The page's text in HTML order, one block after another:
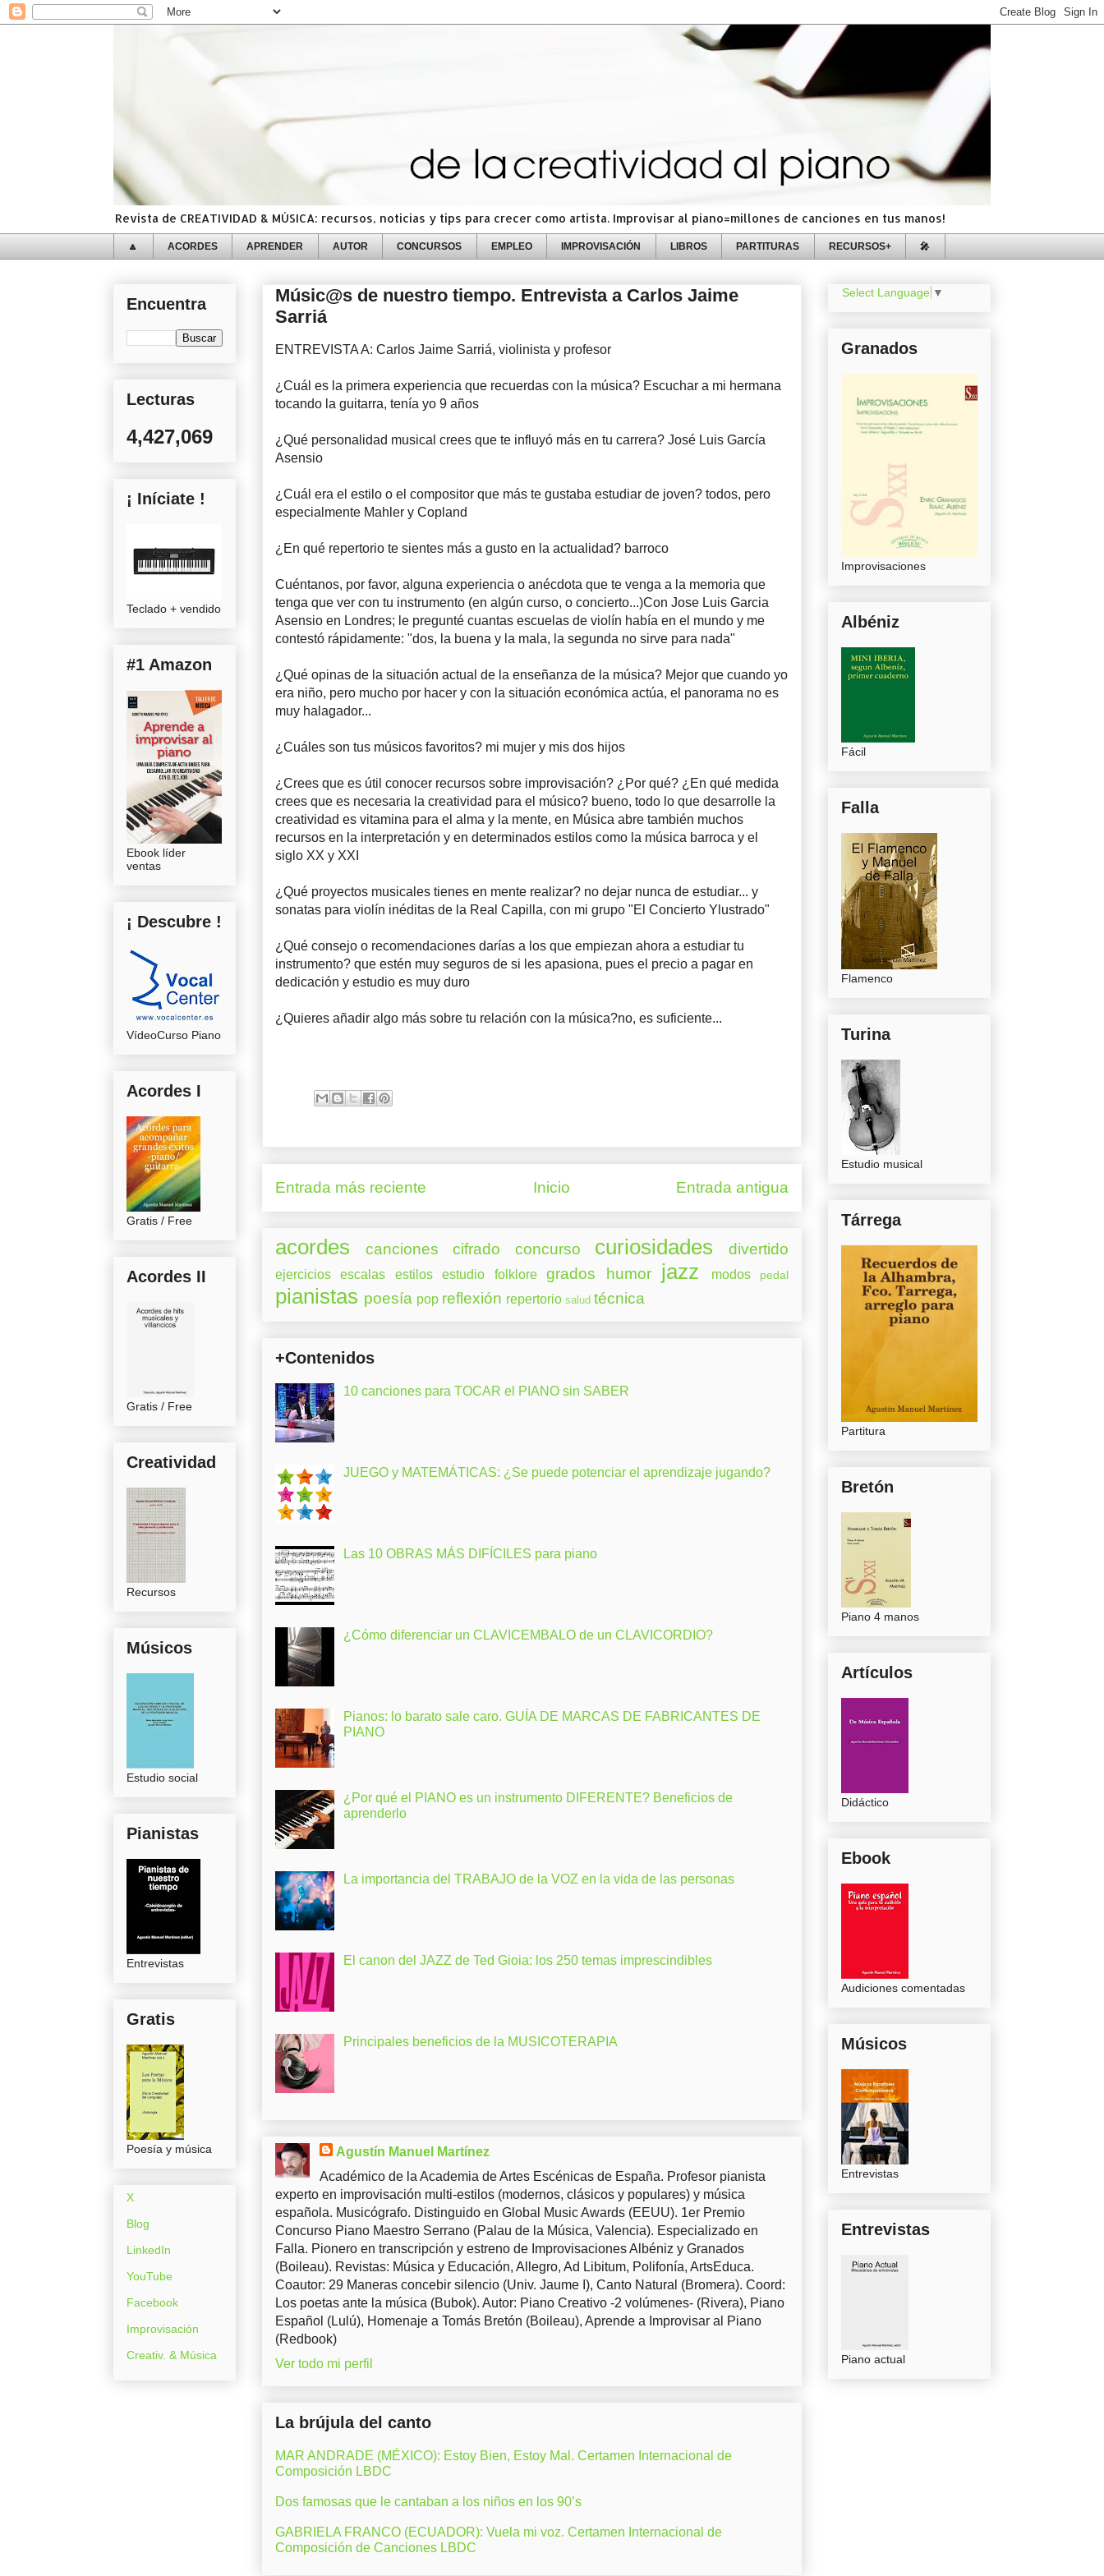
Revista de CREATIVIDAD & MÚSICA: recursos, noticias y tips para crecer como artista. Improvisar al piano=millones de canciones en tus manos!
🔼 ACORDES APRENDER AUTOR CONCURSOS EMPLEO IMPROVISACIÓN LIBROS PARTITURAS RECURSOS+ 🎤
Músic@s de nuestro tiempo. Entrevista a Carlos Jaime
Sarriá
ENTREVISTA A: Carlos Jaime Sarriá, violinista y profesor
¿Cuál es la primera experiencia que recuerdas con la música? Escuchar a mi hermana
tocando la guitarra, tenía yo 9 años
¿Qué personalidad musical crees que te influyó más en tu carrera? José Luis García
Asensio
¿Cuál era el estilo o el compositor que más te gustaba estudiar de joven? todos, pero
especialmente Mahler y Copland
¿En qué repertorio te sientes más a gusto en la actualidad? barroco
Cuéntanos, por favor, alguna experiencia o anécdota que te venga a la memoria que
tenga que ver con tu instrumento (en algún curso, o concierto...)Con Jose Luis Garcia
Asensio en Londres; le pregunté cuantas escuelas de violín había en el mundo y me
contestó rápidamente: "dos, la buena y la mala, la segunda no sirve para nada"
¿Qué opinas de la situación actual de la enseñanza de la música? Mejor que cuando yo
era niño, pero mucho por hacer y con la situación económica actúa, el panorama no es
muy halagador...
¿Cuáles son tus músicos favoritos? mi mujer y mis dos hijos
¿Crees que es útil conocer recursos sobre improvisación? ¿Por qué? ¿En qué medida
crees que es necesaria la creatividad para el músico? bueno, todo lo que desarrolle la
creatividad es vitamina para el alma y la mente, en Música abre también muchos
recursos en la interpretación y en determinados estilos como la música barroca y el
siglo XX y XXI
¿Qué proyectos musicales tienes en mente realizar? no dejar nunca de estudiar... y
sonatas para violín inéditas de la Real Capilla, con mi grupo "El Concierto Ylustrado"
¿Qué consejo o recomendaciones darías a los que empiezan ahora a estudiar tu
instrumento? que estén muy seguros de si les apasiona, pues el precio a pagar en
dedicación y estudio es muy duro
¿Quieres añadir algo más sobre tu relación con la música?no, es suficiente...
Entrada más reciente Entrada antigua
Inicio
acordes canciones cifrado concurso curiosidades divertido
ejercicios escalas estilos estudio folklore grados humor jazz modos pedal
pianistas poesía pop reflexión repertorio salud técnica
+Contenidos
10 canciones para TOCAR el PIANO sin SABER
JUEGO y MATEMÁTICAS: ¿Se puede potenciar el aprendizaje jugando?
Las 10 OBRAS MÁS DIFÍCILES para piano
¿Cómo diferenciar un CLAVICEMBALO de un CLAVICORDIO?
Pianos: lo barato sale caro. GUÍA DE MARCAS DE FABRICANTES DE
PIANO
¿Por qué el PIANO es un instrumento DIFERENTE? Beneficios de
aprenderlo
La importancia del TRABAJO de la VOZ en la vida de las personas
El canon del JAZZ de Ted Gioia: los 250 temas imprescindibles
Principales beneficios de la MUSICOTERAPIA
Agustín Manuel Martínez
Académico de la Academia de Artes Escénicas de España. Profesor pianista
experto en improvisación multi-estilos (modernos, clásicos y populares) y música
española. Musicógrafo. Distinguido en Global Music Awards (EEUU). 1er Premio
Concurso Piano Maestro Serrano (Palau de la Música, Valencia). Especializado en
Falla. Pionero en transcripción y estreno de Improvisaciones Albéniz y Granados
(Boileau). Revistas: Música y Educación, Allegro, Ad Libitum, Polifonía, ArtsEduca.
Coautor: 29 Maneras concebir silencio (Univ. Jaume I), Canto Natural (Bromera). Coord:
Los poetas ante la música (Bubok). Autor: Piano Creativo -2 volúmenes- (Rivera), Piano
Español (Lulú), Homenaje a Tomás Bretón (Boileau), Aprende a Improvisar al Piano
(Redbook)
Ver todo mi perfil
La brújula del canto
MAR ANDRADE (MÉXICO): Estoy Bien, Estoy Mal. Certamen Internacional de
Composición LBDC
Dos famosas que le cantaban a los niños en los 90’s
GABRIELA FRANCO (ECUADOR): Vuela mi voz. Certamen Internacional de
Composición de Canciones LBDC
Encuentra
Lecturas
4,427,069
¡ Iníciate !
Teclado + vendido
#1 Amazon
Ebook líder
ventas
¡ Descubre !
VídeoCurso Piano
Acordes I
Gratis / Free
Acordes II
Gratis / Free
Creatividad
Recursos
Músicos
Estudio social
Pianistas
Entrevistas
Gratis
Poesía y música
X
Blog
LinkedIn
YouTube
Facebook
Improvisación
Creativ. & Música
Select Language ▼
Granados
Improvisaciones
Albéniz
Fácil
Falla
Flamenco
Turina
Estudio musical
Tárrega
Partitura
Bretón
Piano 4 manos
Artículos
Didáctico
Ebook
Audiciones comentadas
Músicos
Entrevistas
Entrevistas
Piano actual